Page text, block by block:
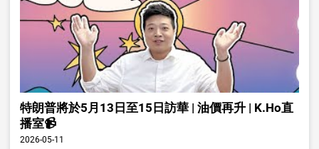
特朗普將於5月13日至15日訪華 | 油價再升 | K.Ho直
播室📹
2026-05-11